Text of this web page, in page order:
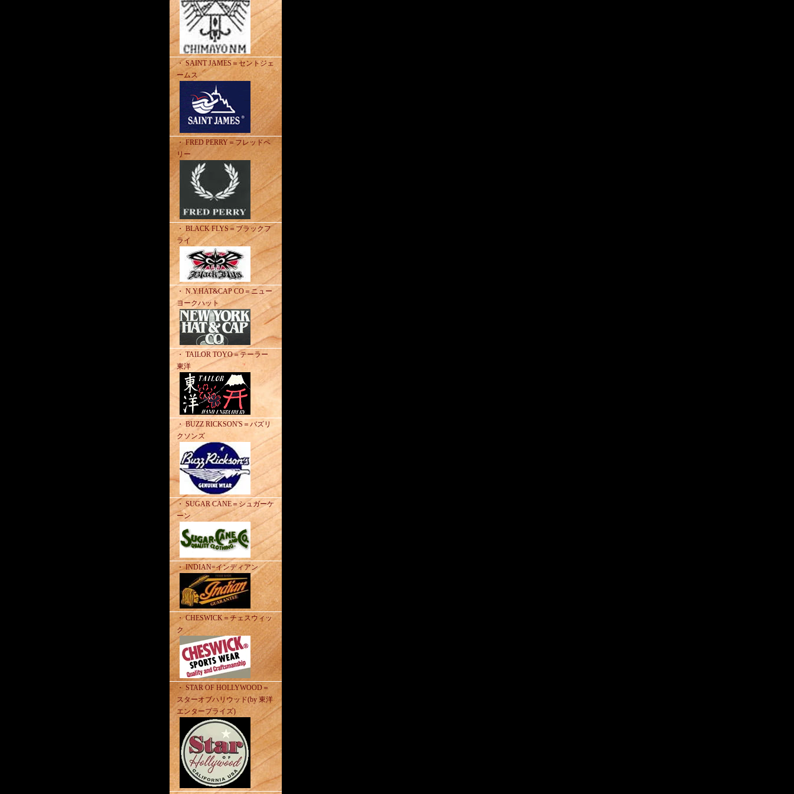
・ SAINT JAMES＝セントジェ
ームス
・ FRED PERRY＝フレッドペ
リー
・ BLACK FLYS＝ブラックフ
ライ
・ N.Y.HAT&CAP CO＝ニュー
ヨークハット
・ TAILOR TOYO＝テーラー
東洋
・ BUZZ RICKSON'S＝バズリ
クソンズ
・ SUGAR CANE＝シュガーケ
ーン
・ INDIAN=インディアン
・ CHESWICK＝チェスウィッ
ク
・ STAR OF HOLLYWOOD＝
スターオブハリウッド(by 東洋
エンタープライズ)